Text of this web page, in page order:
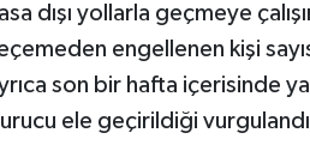
dışı yollarla geçmeye
engellenen kişi
son bir hafta içerisinde
ele geçirildiği